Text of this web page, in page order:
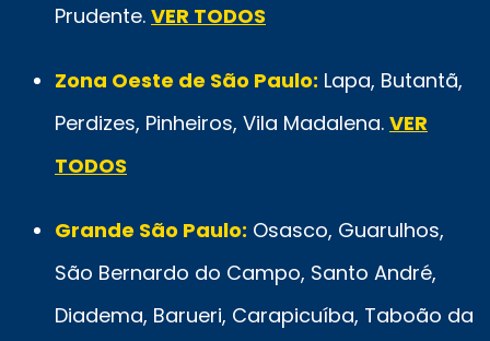
Prudente. VER TODOS
Zona Oeste de São Paulo: Lapa, Butantã,
Perdizes, Pinheiros, Vila Madalena. VER
TODOS
Grande São Paulo: Osasco, Guarulhos,
São Bernardo do Campo, Santo André,
Diadema, Barueri, Carapicuíba, Taboão da